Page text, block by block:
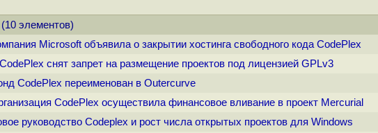
(10 элементов)
Microsoft объявила о закрытии хостинга свободного кода CodePlex
снят запрет на размещение проектов под лицензией GPLv3
CodePlex переименован в Outercurve
CodePlex осуществила финансовое вливание в проект Mercurial
руководство Codeplex и рост числа открытых проектов для Windows